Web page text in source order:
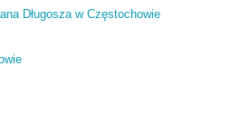
Długosza w Częstochowie